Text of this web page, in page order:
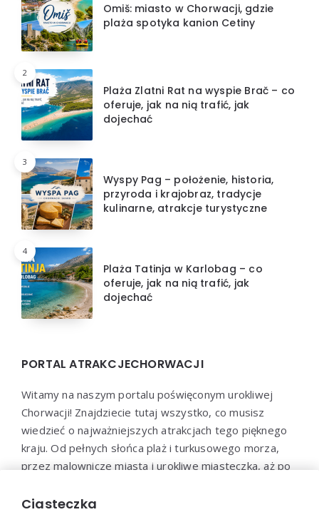
Omiš: miasto w Chorwacji, gdzie
plaża spotyka kanion Cetiny
2
Plaża Zlatni Rat na wyspie Brač – co
oferuje, jak na nią trafić, jak
dojechać
3
Wyspy Pag – położenie, historia,
przyroda i krajobraz, tradycje
kulinarne, atrakcje turystyczne
4
Plaża Tatinja w Karlobag – co
oferuje, jak na nią trafić, jak
dojechać
PORTAL ATRAKCJECHORWACJI
Witamy na naszym portalu poświęconym urokliwej
Chorwacji! Znajdziecie tutaj wszystko, co musisz
wiedzieć o najważniejszych atrakcjach tego pięknego
kraju. Od pełnych słońca plaż i turkusowego morza,
przez malownicze miasta i urokliwe miasteczka, aż po
przewodnikiem dla każdego, kto pragnie odkryć
Ciasteczka